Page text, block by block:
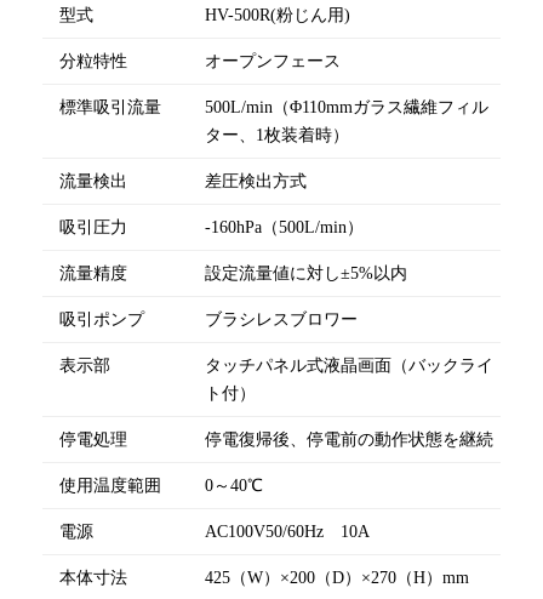
型式 HV-500R(粉じん用)
分粒特性 オープンフェース
標準吸引流量
500L/min（Φ110mmガラス繊維フィル
ター、1枚装着時）
流量検出 差圧検出方式
吸引圧力 -160hPa（500L/min）
流量精度 設定流量値に対し±5%以内
吸引ポンプ ブラシレスブロワー
表示部
タッチパネル式液晶画面（バックライ
ト付）
停電処理 停電復帰後、停電前の動作状態を継続
使用温度範囲 0～40℃
電源 AC100V50/60Hz 10A
本体寸法 425（W）×200（D）×270（H）mm